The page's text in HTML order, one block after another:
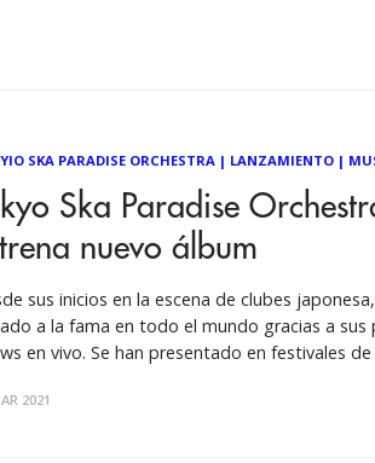
SKA PARADISE ORCHESTRA| LANZAMIENTO|
Ska Paradise
nuevo álbum
sus inicios en la escena de clubes
a la fama en todo el mundo gracias a sus
en vivo. Se han presentado en festivales
Lollapalooza, SXSW, Coachella y Vive
2021